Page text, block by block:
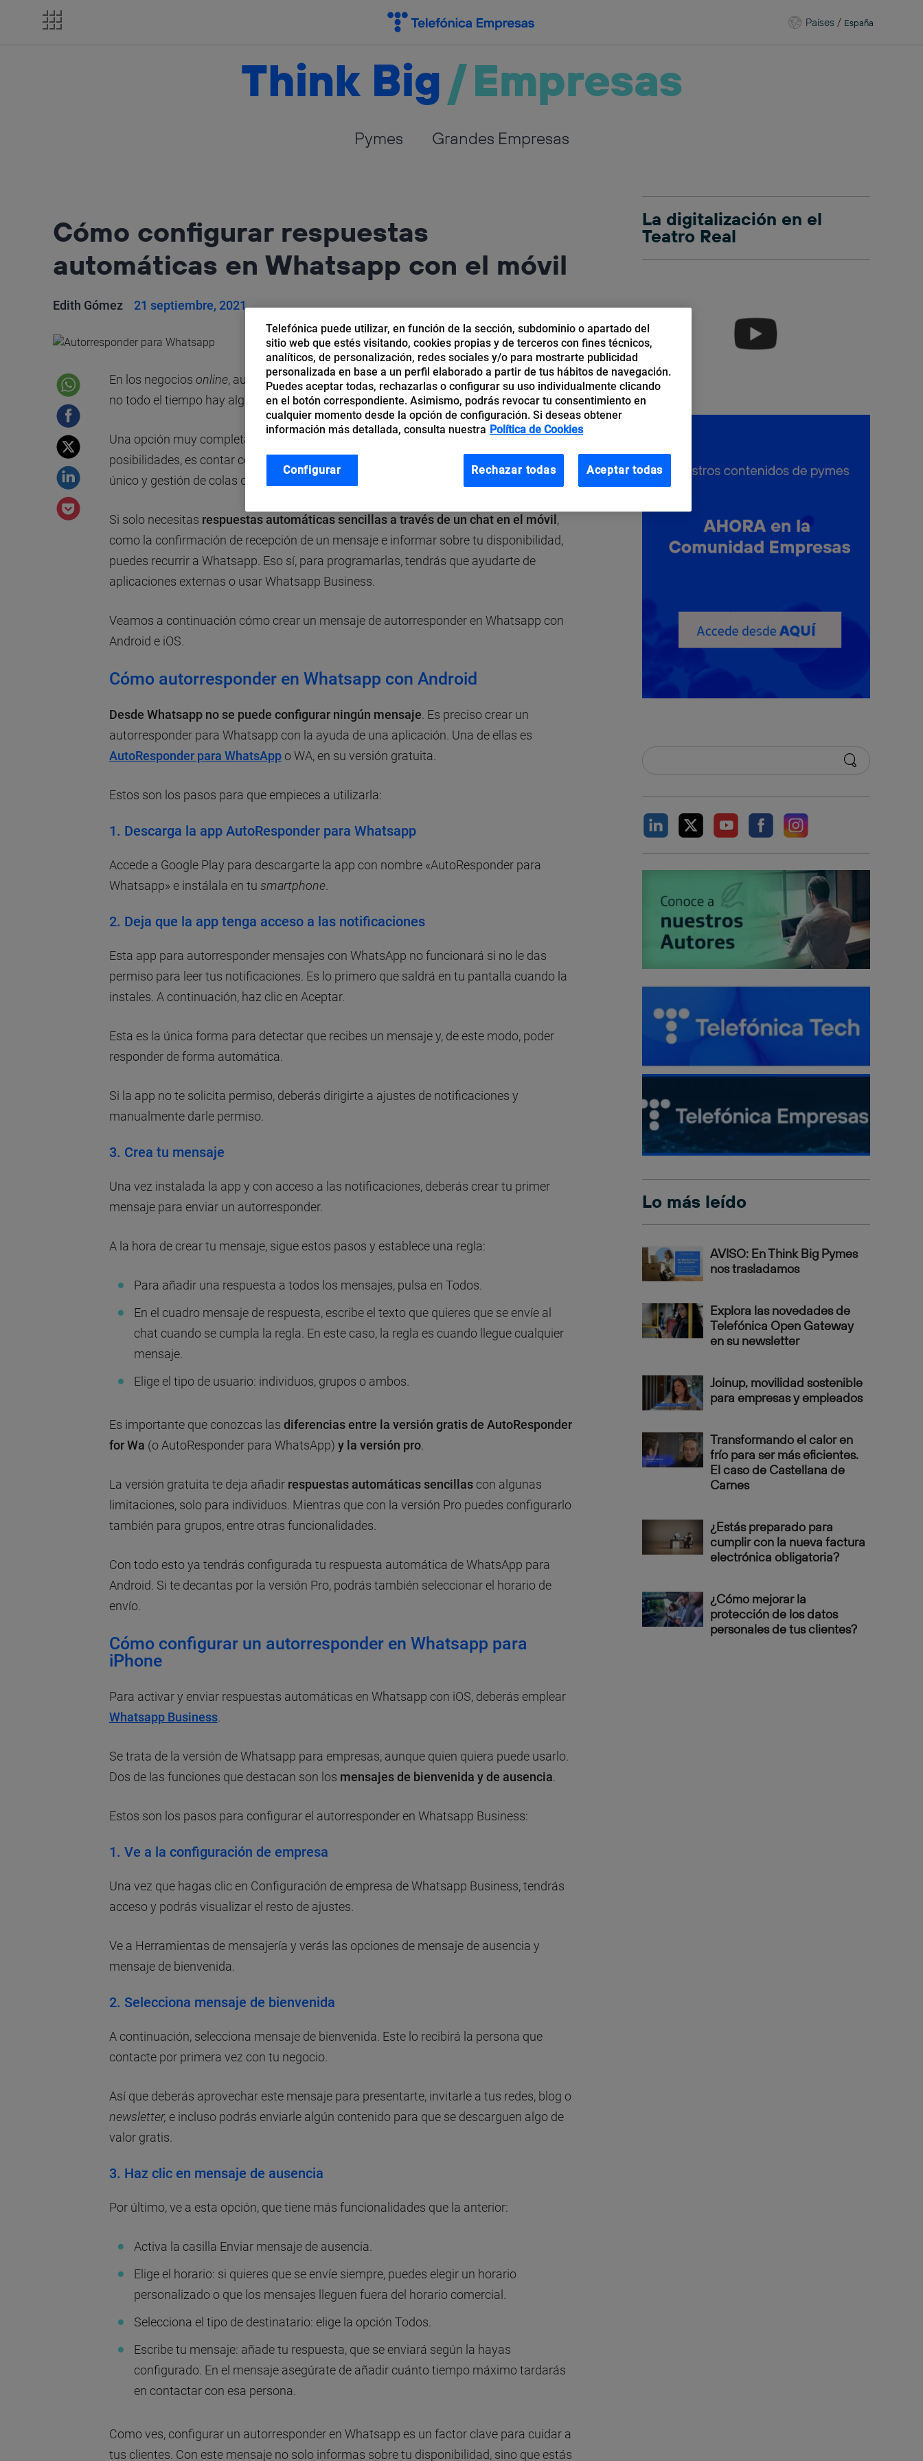
Países / España
Think Big/Empresas
Pymes Grandes Empresas
Cómo configurar respuestas
automáticas en Whatsapp con el móvil
Edith Gómez 21 septiembre, 2021
En los negocios online, aunque tienen la ventaja de estar “abiertos” las 24 horas del día,
no todo el tiempo hay alguien disponible para atender a los clientes.
Una opción muy completa, para que no se pierda ninguna llamada y con múltiples
posibilidades, es contar con una
centralita virtual
, con locución de bienvenida, número
único y gestión de colas de espera, multiconferencias y mantenimiento incluido.
Si solo necesitas respuestas automáticas sencillas a través de un chat en el móvil ,
como la confirmación de recepción de un mensaje e informar sobre tu disponibilidad,
puedes recurrir a Whatsapp. Eso sí, para programarlas, tendrás que ayudarte de
aplicaciones externas o usar Whatsapp Business.
Veamos a continuación cómo crear un mensaje de autorresponder en Whatsapp con
Android e iOS.
Cómo autorresponder en Whatsapp con Android
Desde Whatsapp no se puede configurar ningún mensaje. Es preciso crear un
autorresponder para Whatsapp con la ayuda de una aplicación. Una de ellas es
AutoResponder para WhatsAppo WA, en su versión gratuita.
Estos son los pasos para que empieces a utilizarla:
1. Descarga la app AutoResponder para Whatsapp
Accede a Google Play para descargarte la app con nombre «AutoResponder para
Whatsapp» e instálala en tu smartphone.
2. Deja que la app tenga acceso a las notificaciones
Esta app para autorresponder mensajes con WhatsApp no funcionará si no le das
permiso para leer tus notificaciones. Es lo primero que saldrá en tu pantalla cuando la
instales. A continuación, haz clic en Aceptar.
Esta es la única forma para detectar que recibes un mensaje y, de este modo, poder
responder de forma automática.
Si la app no te solicita permiso, deberás dirigirte a ajustes de notificaciones y
manualmente darle permiso.
3. Crea tu mensaje
Una vez instalada la app y con acceso a las notificaciones, deberás crear tu primer
mensaje para enviar un autorresponder.
A la hora de crear tu mensaje, sigue estos pasos y establece una regla:
Para añadir una respuesta a todos los mensajes, pulsa en Todos.
En el cuadro mensaje de respuesta, escribe el texto que quieres que se envíe al
chat cuando se cumpla la regla. En este caso, la regla es cuando llegue cualquier
mensaje.
Elige el tipo de usuario: individuos, grupos o ambos.
Es importante que conozcas las diferencias entre la versión gratis de AutoResponder
for Wa (o AutoResponder para WhatsApp) y la versión pro.
La versión gratuita te deja añadir respuestas automáticas sencillascon algunas
limitaciones, solo para individuos. Mientras que con la versión Pro puedes configurarlo
también para grupos, entre otras funcionalidades.
Con todo esto ya tendrás configurada tu respuesta automática de WhatsApp para
Android. Si te decantas por la versión Pro, podrás también seleccionar el horario de
envío.
Cómo configurar un autorresponder en Whatsapp para
iPhone
Para activar y enviar respuestas automáticas en Whatsapp con iOS, deberás emplear
Whatsapp Business.
Se trata de la versión de Whatsapp para empresas, aunque quien quiera puede usarlo.
Dos de las funciones que destacan son los mensajes de bienvenida y de ausencia.
Estos son los pasos para configurar el autorresponder en Whatsapp Business:
1. Ve a la configuración de empresa
Una vez que hagas clic en Configuración de empresa de Whatsapp Business, tendrás
acceso y podrás visualizar el resto de ajustes.
Ve a Herramientas de mensajería y verás las opciones de mensaje de ausencia y
mensaje de bienvenida.
2. Selecciona mensaje de bienvenida
A continuación, selecciona mensaje de bienvenida. Este lo recibirá la persona que
contacte por primera vez con tu negocio.
Así que deberás aprovechar este mensaje para presentarte, invitarle a tus redes, blog o
newsletter, e incluso podrás enviarle algún contenido para que se descarguen algo de
valor gratis.
3. Haz clic en mensaje de ausencia
Por último, ve a esta opción, que tiene más funcionalidades que la anterior:
Activa la casilla Enviar mensaje de ausencia.
Elige el horario: si quieres que se envíe siempre, puedes elegir un horario
personalizado o que los mensajes lleguen fuera del horario comercial.
Selecciona el tipo de destinatario: elige la opción Todos.
Escribe tu mensaje: añade tu respuesta, que se enviará según la hayas
configurado. En el mensaje asegúrate de añadir cuánto tiempo máximo tardarás
en contactar con esa persona.
Como ves, configurar un autorresponder en Whatsapp es un factor clave para cuidar a
tus clientes. Con este mensaje no solo informas sobre tu disponibilidad, sino que estás
La digitalización en el
Teatro Real
Lo más leído
AVISO: En Think Big Pymes
nos trasladamos
Explora las novedades de
Telefónica Open Gateway
en su newsletter
Joinup, movilidad sostenible
para empresas y empleados
Transformando el calor en
frío para ser más eficientes.
El caso de Castellana de
Carnes
¿Estás preparado para
cumplir con la nueva factura
electrónica obligatoria?
¿Cómo mejorar la
protección de los datos
personales de tus clientes?
Telefónica puede utilizar, en función de la sección, subdominio o apartado del
sitio web que estés visitando, cookies propias y de terceros con fines técnicos,
analíticos, de personalización, redes sociales y/o para mostrarte publicidad
personalizada en base a un perfil elaborado a partir de tus hábitos de navegación.
Puedes aceptar todas, rechazarlas o configurar su uso individualmente clicando
en el botón correspondiente. Asimismo, podrás revocar tu consentimiento en
cualquier momento desde la opción de configuración. Si deseas obtener
información más detallada, consulta nuestra Política de Cookies
Rechazar todas Aceptar todas
Configurar